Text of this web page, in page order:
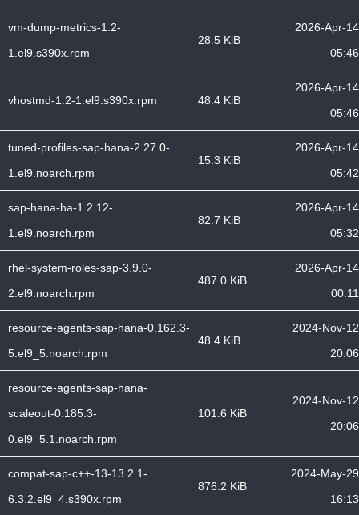
vm-dump-metrics-1.2-
1.el9.s390x.rpm
28.5 KiB
2026-Apr-14
05:46
vhostmd-1.2-1.el9.s390x.rpm 48.4 KiB
2026-Apr-14
05:46
tuned-profiles-sap-hana-2.27.0-
1.el9.noarch.rpm
15.3 KiB
2026-Apr-14
05:42
sap-hana-ha-1.2.12-
1.el9.noarch.rpm
82.7 KiB
2026-Apr-14
05:32
rhel-system-roles-sap-3.9.0-
2.el9.noarch.rpm
487.0 KiB
2026-Apr-14
00:11
resource-agents-sap-hana-0.162.3-
5.el9_5.noarch.rpm
48.4 KiB
2024-Nov-12
20:06
resource-agents-sap-hana-
scaleout-0.185.3-
0.el9_5.1.noarch.rpm
101.6 KiB
2024-Nov-12
20:06
compat-sap-c++-13-13.2.1-
6.3.2.el9_4.s390x.rpm
876.2 KiB
2024-May-29
16:13